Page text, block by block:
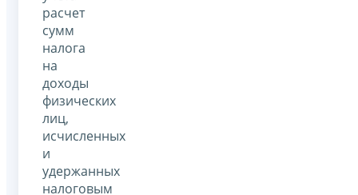
расчет
сумм
налога
на
доходы
физических
лиц,
исчисленных
и
удержанных
налоговым